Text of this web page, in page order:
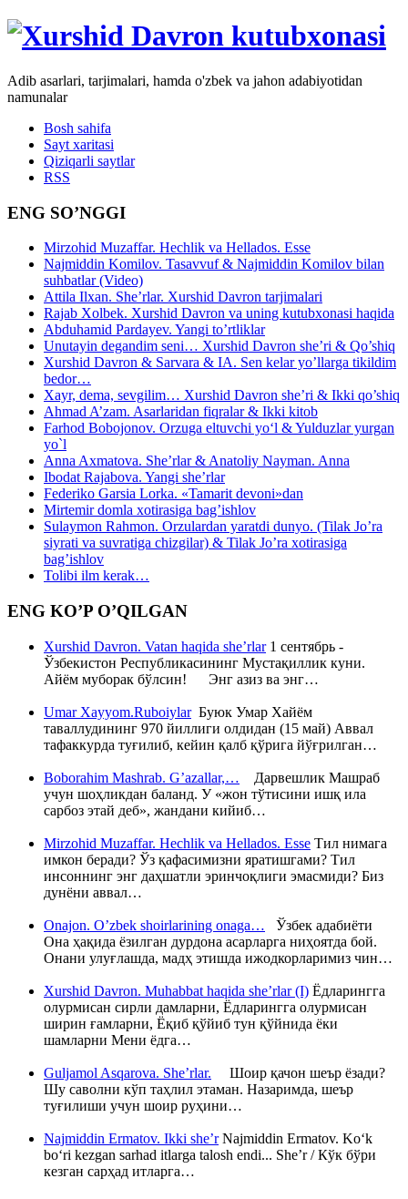
Adib asarlari, tarjimalari, hamda o'zbek va jahon adabiyotidan
namunalar
Bosh sahifa
Sayt xaritasi
Qiziqarli saytlar
RSS
ENG SO’NGGI
Mirzohid Muzaffar. Hechlik va Hellados. Esse
Najmiddin Komilov. Tasavvuf & Najmiddin Komilov bilan
suhbatlar (Video)
Attila Ilxan. She’rlar. Xurshid Davron tarjimalari
Rajab Xolbek. Xurshid Davron va uning kutubxonasi haqida
Abduhamid Pardayev. Yangi to’rtliklar
Unutayin degandim seni… Xurshid Davron she’ri & Qo’shiq
Xurshid Davron & Sarvara & IA. Sen kelar yo’llarga tikildim
bedor…
Xayr, dema, sevgilim… Xurshid Davron she’ri & Ikki qo’shiq
Ahmad A’zam. Asarlaridan fiqralar & Ikki kitob
Farhod Bobojonov. Orzuga eltuvchi yo‘l & Yulduzlar yurgan
yo`l
Anna Axmatova. She’rlar & Anatoliy Nayman. Anna
Ibodat Rajabova. Yangi she’rlar
Federiko Garsia Lorka. «Tamarit devoni»dan
Mirtemir domla xotirasiga bag’ishlov
Sulaymon Rahmon. Orzulardan yaratdi dunyo. (Tilak Jo’ra
siyrati va suvratiga chizgilar) & Tilak Jo’ra xotirasiga
bag’ishlov
Tolibi ilm kerak…
ENG KO’P O’QILGAN
Xurshid Davron. Vatan haqida she’rlar1 сентябрь -
Ўзбекистон Республикасининг Мустақиллик куни.
Айём муборак бўлсин! Энг азиз ва энг…
Umar Xayyom.RuboiylarБуюк Умар Хайём
таваллудининг 970 йиллиги олдидан (15 май) Аввал
тафаккурда туғилиб, кейин қалб қўрига йўғрилган…
Boborahim Mashrab. G’azallar,… Дарвешлик Машраб
учун шоҳликдан баланд. У «жон тўтисини ишқ ила
сарбоз этай деб», жандани кийиб…
Mirzohid Muzaffar. Hechlik va Hellados. Esse Тил нимага
имкон беради? Ўз қафасимизни яратишгами? Тил
инсоннинг энг даҳшатли эринчоқлиги эмасмиди? Биз
дунёни аввал…
Onajon. O’zbek shoirlarining onaga… Ўзбек адабиёти
Она ҳақида ёзилган дурдона асарларга ниҳоятда бой.
Онани улуғлашда, мадҳ этишда ижодкорларимиз чин…
Xurshid Davron. Muhabbat haqida she’rlar (I) Ёдларингга
олурмисан сирли дамларни, Ёдларингга олурмисан
ширин ғамларни, Ёқиб қўйиб тун қўйнида ёки
шамларни Мени ёдга…
Guljamol Asqarova. She’rlar. Шоир қачон шеър ёзади?
Шу саволни кўп таҳлил этаман. Назаримда, шеър
туғилиши учун шоир руҳини…
Najmiddin Ermatov. Ikki she’rNajmiddin Ermatov. Ko‘k
bo‘ri kezgan sarhad itlarga talosh endi... She’r / Кўк бўри
кезган сарҳад итларга…